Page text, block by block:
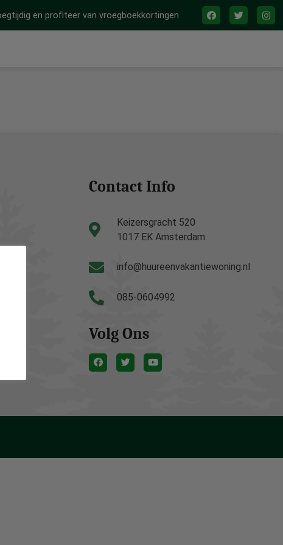
en profiteer van vroegboekkortingen
Contact Info
Keizersgracht 520
1017 EK Amsterdam
info@huureenvakantiewoning.nl
085-0604992
Volg Ons